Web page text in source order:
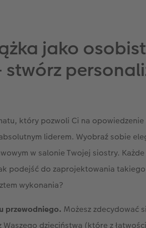
jako
stwórz
który pozwoli Ci na
liderem. Wyobraź sobie
w salonie Twojej siostry.
podejść do zaprojektowania
wykonania?
przewodniego. Możesz zdecydować
Waszego dzieciństwa (które z